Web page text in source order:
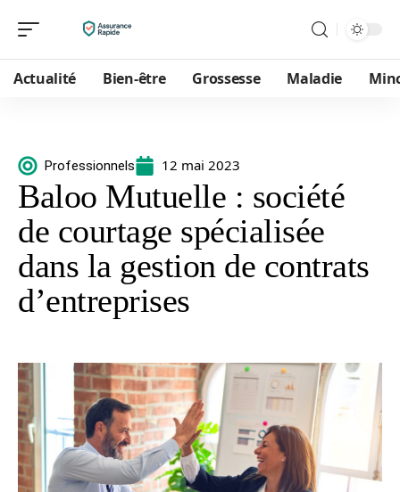
Actualité Bien-être Grossesse Maladie
Professionnels 12 mai 2023
Baloo Mutuelle : société
de courtage spécialisée
dans la gestion de contrats
d’entreprises